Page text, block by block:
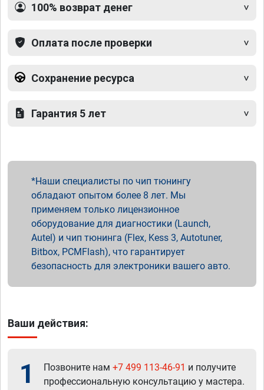
100% возврат денег
Оплата после проверки
Сохранение ресурса
Гарантия 5 лет
Наши специалисты по чип тюнингу
обладают опытом более 8 лет. Мы
применяем только лицензионное
оборудование для диагностики (Launch,
Autel) и чип тюнинга (Flex, Kess 3, Autotuner,
Bitbox, PCMFlash), что гарантирует
безопасность для электроники вашего авто.
Ваши действия:
1 Позвоните нам +7 499 113-46-91 и получите
профессиональную консультацию у мастера.